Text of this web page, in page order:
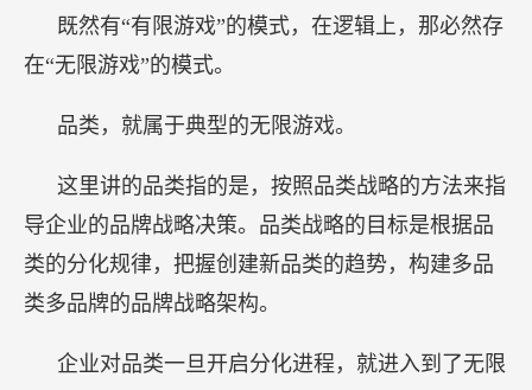
既然有“有限游戏”的模式，在逻辑上，那必然存
在“无限游戏”的模式。
品类，就属于典型的无限游戏。
这里讲的品类指的是，按照品类战略的方法来指
导企业的品牌战略决策。品类战略的目标是根据品
类的分化规律，把握创建新品类的趋势，构建多品
类多品牌的品牌战略架构。
企业对品类一旦开启分化进程，就进入到了无限